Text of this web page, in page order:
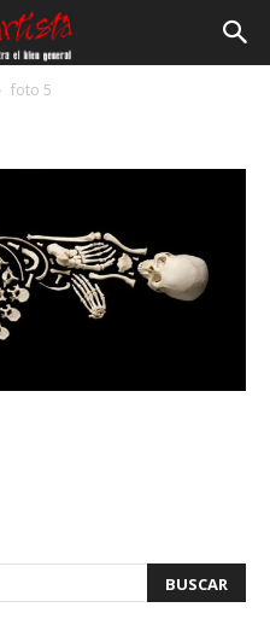
foto 5